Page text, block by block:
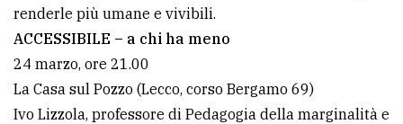
renderle più umane e vivibili.
ACCESSIBILE – a chi ha meno
24 marzo, ore 21.00
La Casa sul Pozzo (Lecco, corso Bergamo 69)
Ivo Lizzola, professore di Pedagogia della marginalità e